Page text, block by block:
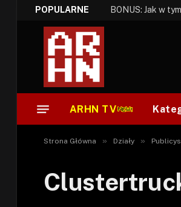
POPULARNE
ARHN TV
Strona Główna » Działy »